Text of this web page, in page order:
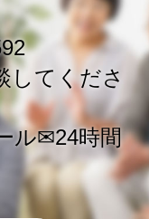
してくださ
ル✉︎24時間